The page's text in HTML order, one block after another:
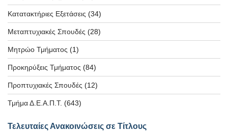
Κατατακτήριες Εξετάσεις (34)
Μεταπτυχιακές Σπουδές (28)
Μητρώο Τμήματος (1)
Προκηρύξεις Τμήματος (84)
Προπτυχιακές Σπουδές (12)
Τμήμα Δ.Ε.Α.Π.Τ. (643)
Τελευταίες Ανακοινώσεις σε Τίτλους